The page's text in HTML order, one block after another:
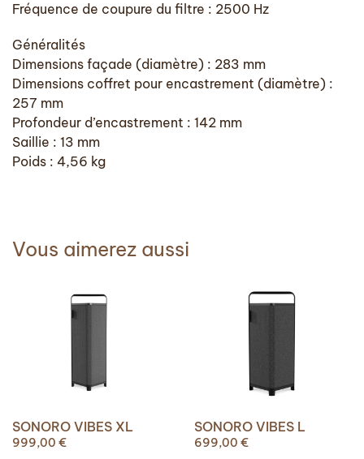
Fréquence de coupure du filtre : 2500 Hz
Généralités
Dimensions façade (diamètre) : 283 mm
Dimensions coffret pour encastrement (diamètre) :
257 mm
Profondeur d’encastrement : 142 mm
Saillie : 13 mm
Poids : 4,56 kg
Vous aimerez aussi
SONORO VIBES XL
999,00 €
SONORO VIBES L
699,00 €